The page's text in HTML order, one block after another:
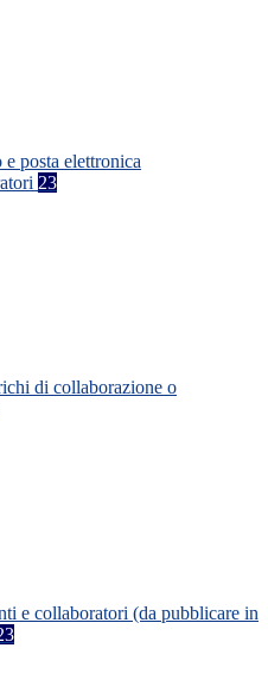
e posta elettronica
23
di collaborazione o
e collaboratori (da pubblicare in